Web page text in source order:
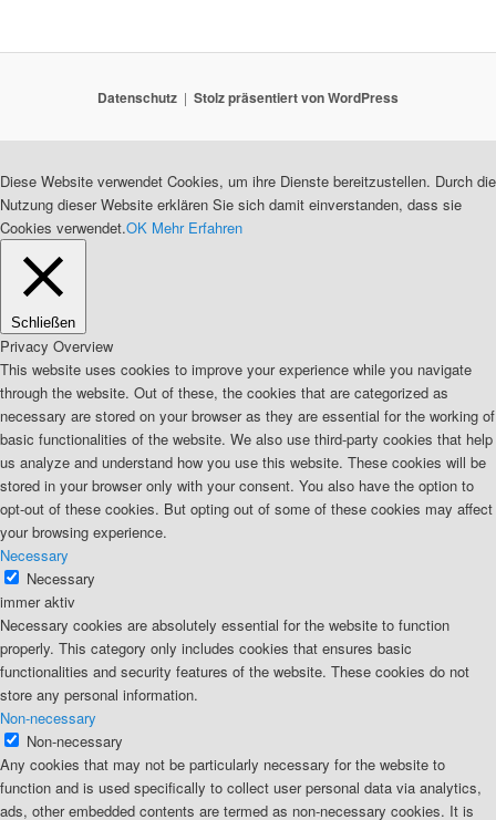
Datenschutz Stolz präsentiert von WordPress
Diese Website verwendet Cookies, um ihre Dienste bereitzustellen. Durch die
Nutzung dieser Website erklären Sie sich damit einverstanden, dass sie
Cookies verwendet.OK Mehr Erfahren
Schließen
Privacy Overview
This website uses cookies to improve your experience while you navigate
through the website. Out of these, the cookies that are categorized as
necessary are stored on your browser as they are essential for the working of
basic functionalities of the website. We also use third-party cookies that help
us analyze and understand how you use this website. These cookies will be
stored in your browser only with your consent. You also have the option to
opt-out of these cookies. But opting out of some of these cookies may affect
your browsing experience.
Necessary
Necessary
immer aktiv
Necessary cookies are absolutely essential for the website to function
properly. This category only includes cookies that ensures basic
functionalities and security features of the website. These cookies do not
store any personal information.
Non-necessary
Non-necessary
Any cookies that may not be particularly necessary for the website to
function and is used specifically to collect user personal data via analytics,
ads, other embedded contents are termed as non-necessary cookies. It is